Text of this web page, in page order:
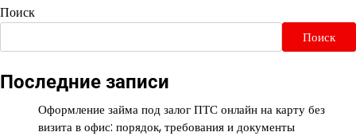
Поиск
Поиск
Последние записи
Оформление займа под залог ПТС онлайн на карту без
визита в офис: порядок, требования и документы